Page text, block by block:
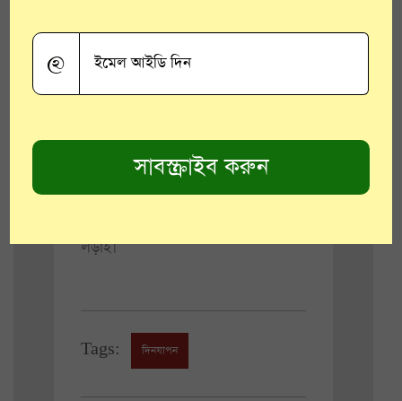
উদ্বোধন হয়ে গেল। বিশ্বকাপ ট্রফি নিয়ে
মঞ্চে ঢুকলেন অস্ট্রেলিয়ার প্রাক্তন
অধিনায়ক মাইকেল ক্লার্ক। ব্রিটেনের রানি
হ্যারি। মঞ্চে উঠে আসেন ভিভিয়ান
রিচার্ডস, জাক কালিস, কেভিন পিটারসন,
অ্যান্ড্রু ফ্লিন্টফের মতো তারকারা। আজ
লড়াই।
Tags: দিনযাপন
@